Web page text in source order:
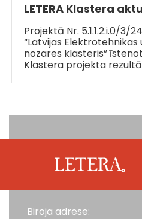
LETERA Klastera
Projektā Nr. 5.1.1.2.i.0/3/
“Latvijas
nozares klasteris”
Klastera projekta
Biroja adrese: